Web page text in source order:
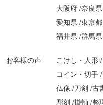
大阪府 奈良県
愛知県 東京都
福井県 群馬県
お客様の声 こけし・人形
コイン・切手
仏像 刀剣 古
彫刻 掛軸 整